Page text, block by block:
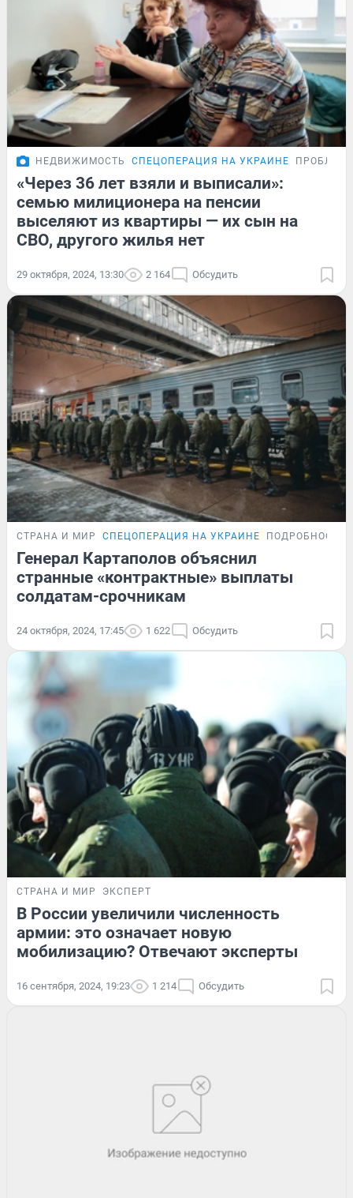
НЕДВИЖИМОСТЬ СПЕЦОПЕРАЦИЯ НА УКРАИНЕ ПРОБЛЕМА
«Через 36 лет взяли и выписали»:
семью милиционера на пенсии
выселяют из квартиры — их сын на
СВО, другого жилья нет
29 октября, 2024, 13:30 2 164 Обсудить
СТРАНА И МИР СПЕЦОПЕРАЦИЯ НА УКРАИНЕ ПОДРОБНОСТИ
Генерал Картаполов объяснил
странные «контрактные» выплаты
солдатам-срочникам
24 октября, 2024, 17:45 1 622 Обсудить
СТРАНА И МИР ЭКСПЕРТ
В России увеличили численность
армии: это означает новую
мобилизацию? Отвечают эксперты
16 сентября, 2024, 19:23 1 214 Обсудить